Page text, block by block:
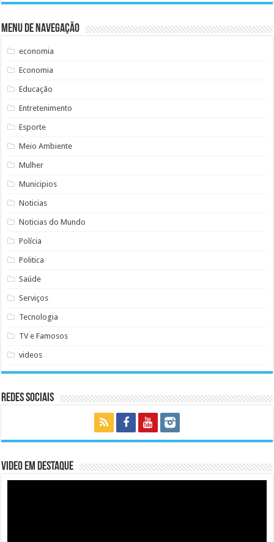
Menu de Navegação
economia
Economia
Educação
Entretenimento
Esporte
Meio Ambiente
Mulher
Municipios
Noticias
Noticias do Mundo
Polícia
Politica
Saúde
Serviços
Tecnologia
TV e Famosos
videos
Redes Sociais
Video em Destaque